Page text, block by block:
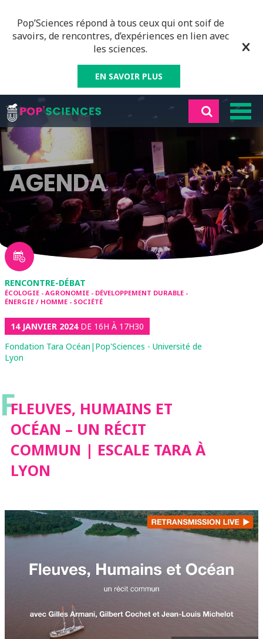
Pop’Sciences répond à tous ceux qui ont soif de
savoirs, de rencontres, d’expériences en lien avec
les sciences.
EN SAVOIR PLUS
AGENDA
RENCONTRE-DÉBAT
ÉCOLOGIE - AGRONOMIE - DÉVELOPPEMENT DURABLE -
ÉNERGIE / HOMME - SOCIÉTÉ
14 JANVIER 2024DE 16H À 17H30
Fondation Tara Océan|Pop'Sciences - Université de
Lyon
FFLEUVES, HUMAINS ET
OCÉAN – UN RÉCIT
COMMUN | ESCALE TARA À
LYON